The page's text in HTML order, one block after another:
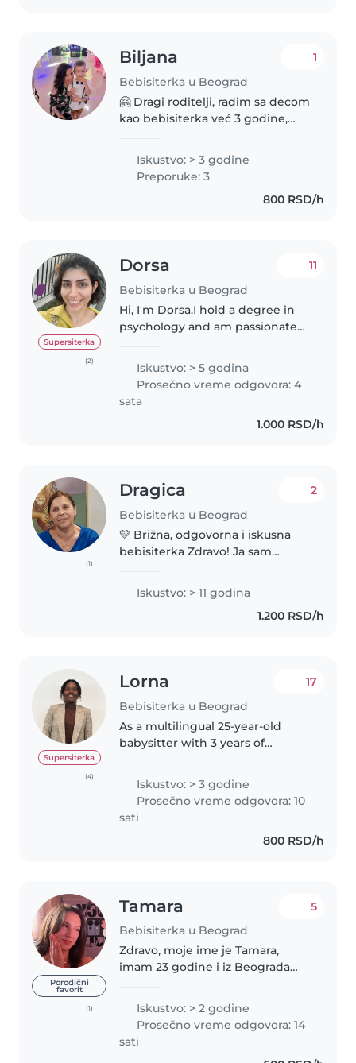
Biljana
Bebisiterka u Beograd
1
🤗 Dragi roditelji, radim sa decom
kao bebisiterka već 3 godine,
uzrasta od 2 do 6 godinica u
predškolskim ustanovama.
Vreme provedeno u čuvanju
Iskustvo: > 3 godine
Preporuke: 3
800 RSD/h
Supersiterka
(2)
Dorsa
Bebisiterka u Beograd
11
Hi, I'm Dorsa.I hold a degree in
psychology and am passionate
nurturing environment for
children. I've had extensive
babysitting experience with
many families..
Iskustvo: > 5 godina
Prosečno vreme odgovora: 4
sata
1.000 RSD/h
(1)
Dragica
Bebisiterka u Beograd
2
💛 Brižna, odgovorna i iskusna
bebisiterka Zdravo! Ja sam
godina iskustva u radu sa
bebama, decom predškolskog i
školskog uzrasta. Posedujem
Iskustvo: > 11 godina
1.200 RSD/h
Supersiterka
(4)
Lorna
Bebisiterka u Beograd
17
As a multilingual 25-year-old
babysitter with 3 years of
special dietary needs, I'm a
responsible, caring, and friendly..
Iskustvo: > 3 godine
Prosečno vreme odgovora: 10
sati
800 RSD/h
Porodični
favorit
(1)
Tamara
Bebisiterka u Beograd
5
Zdravo, moje ime je Tamara,
imam 23 godine i iz Beograda
medicinsku školu i diplomirala
glumu. Imam iskustva u čuvanju
dece, odgovorna sam, strpljiva i
Iskustvo: > 2 godine
Prosečno vreme odgovora: 14
sati